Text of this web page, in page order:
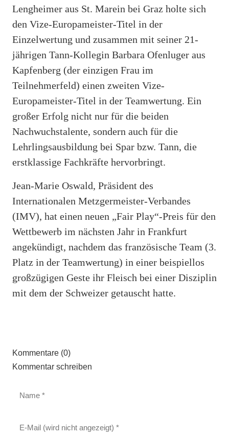
Lengheimer aus St. Marein bei Graz holte sich
den Vize-Europameister-Titel in der
Einzelwertung und zusammen mit seiner 21-
jährigen Tann-Kollegin Barbara Ofenluger aus
Kapfenberg (der einzigen Frau im
Teilnehmerfeld) einen zweiten Vize-
Europameister-Titel in der Teamwertung. Ein
großer Erfolg nicht nur für die beiden
Nachwuchstalente, sondern auch für die
Lehrlingsausbildung bei Spar bzw. Tann, die
erstklassige Fachkräfte hervorbringt.
Jean-Marie Oswald, Präsident des
Internationalen Metzgermeister-Verbandes
(IMV), hat einen neuen „Fair Play“-Preis für den
Wettbewerb im nächsten Jahr in Frankfurt
angekündigt, nachdem das französische Team (3.
Platz in der Teamwertung) in einer beispiellos
großzügigen Geste ihr Fleisch bei einer Disziplin
mit dem der Schweizer getauscht hatte.
Kommentare (0)
Kommentar schreiben